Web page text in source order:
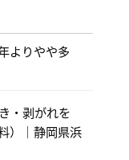
よりやや多
・剥がれを
）｜静岡県浜